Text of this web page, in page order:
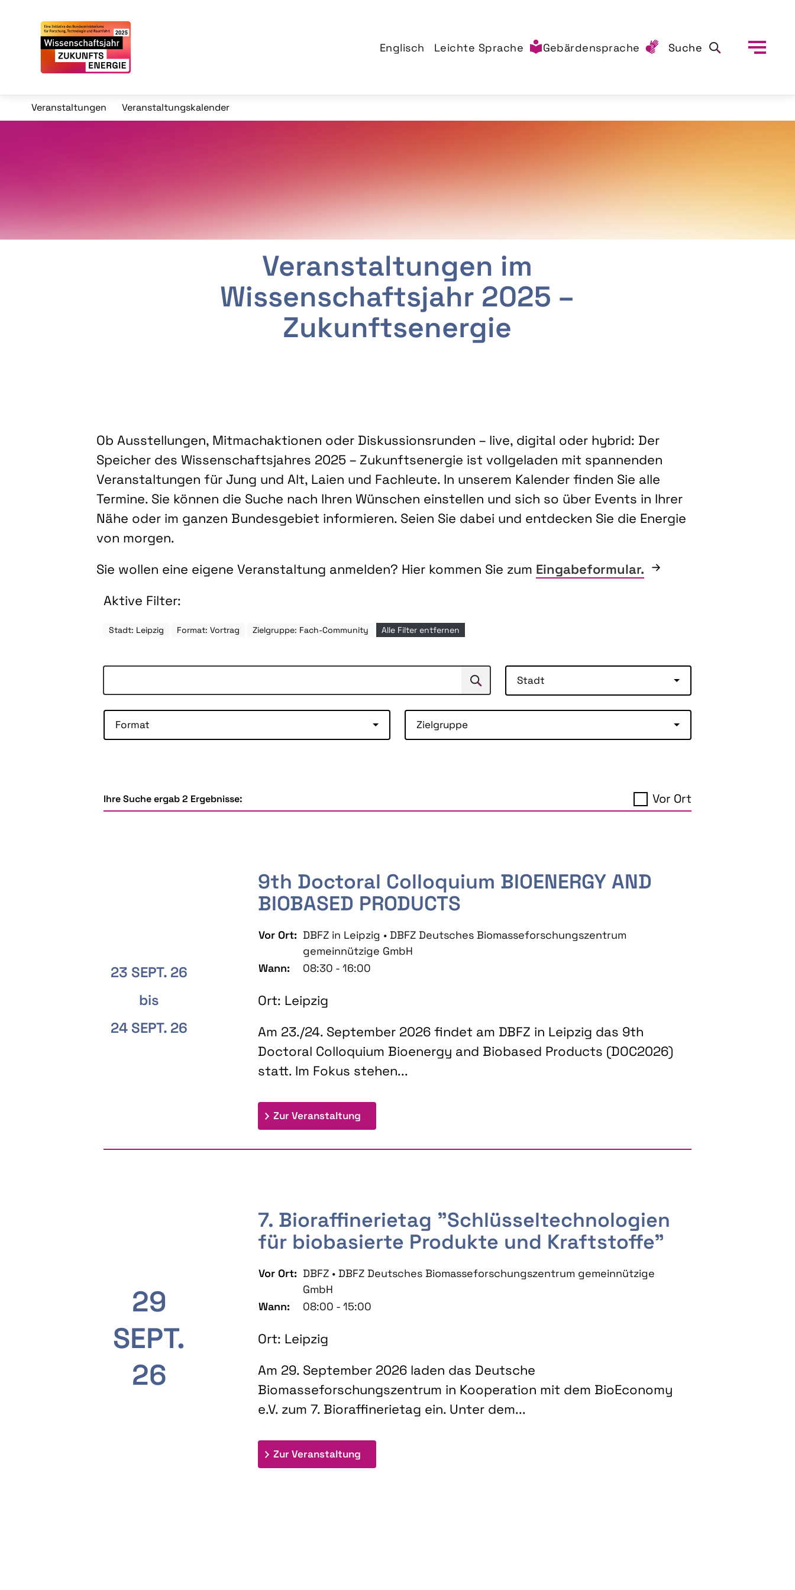
Englisch Leichte Sprache Gebärdensprache Suche
Veranstaltungen Veranstaltungskalender
Veranstaltungen im
Wissenschaftsjahr 2025 –
Zukunftsenergie
Ob Ausstellungen, Mitmachaktionen oder Diskussionsrunden – live, digital oder hybrid: Der
Speicher des Wissenschaftsjahres 2025 – Zukunftsenergie ist vollgeladen mit spannenden
Veranstaltungen für Jung und Alt, Laien und Fachleute. In unserem Kalender finden Sie alle
Termine. Sie können die Suche nach Ihren Wünschen einstellen und sich so über Events in Ihrer
Nähe oder im ganzen Bundesgebiet informieren. Seien Sie dabei und entdecken Sie die Energie
von morgen.
Sie wollen eine eigene Veranstaltung anmelden? Hier kommen Sie zum Eingabeformular.
Aktive Filter:
Stadt: Leipzig Format: Vortrag Zielgruppe: Fach-Community Alle Filter entfernen
Suchen Stadt
Format Zielgruppe
Ihre Suche ergab 2 Ergebnisse: Vor Ort
23 SEPT. 26
bis
24 SEPT. 26
9th Doctoral Colloquium BIOENERGY AND
BIOBASED PRODUCTS
Vor Ort: DBFZ in Leipzig • DBFZ Deutsches Biomasseforschungszentrum
gemeinnützige GmbH
Wann:
08:30 - 16:00
Ort: Leipzig
Am 23./24. September 2026 findet am DBFZ in Leipzig das 9th
Doctoral Colloquium Bioenergy and Biobased Products (DOC2026)
statt. Im Fokus stehen...
Zur Veranstaltung: 9th Doctoral Colloquium BIOENERGY AND BIOBASED PRODUCTS
29
SEPT.
26
7. Bioraffinerietag "Schlüsseltechnologien
für biobasierte Produkte und Kraftstoffe"
Vor Ort: DBFZ • DBFZ Deutsches Biomasseforschungszentrum gemeinnützige
GmbH
Wann:
08:00 - 15:00
Ort: Leipzig
Am 29. September 2026 laden das Deutsche
Biomasseforschungszentrum in Kooperation mit dem BioEconomy
e.V. zum 7. Bioraffinerietag ein. Unter dem...
Zur Veranstaltung: 7. Bioraffinerietag "Schlüsseltechnologien für biobasierte Produkte und Kraftstoffe"